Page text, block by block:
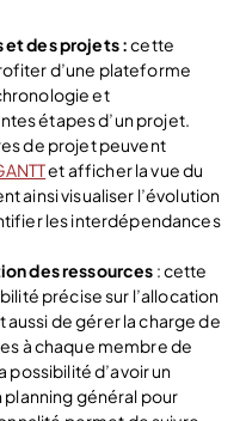
des projets :cette
d’une plateforme
et
étapes d’un projet.
de projet peuvent
et afficher la vue du
ainsi visualiser l’évolution
les interdépendances
des ressources : cette
précise sur l’allocation
de gérer la charge de
à chaque membre de
possibilité d’avoir un
planning général pour